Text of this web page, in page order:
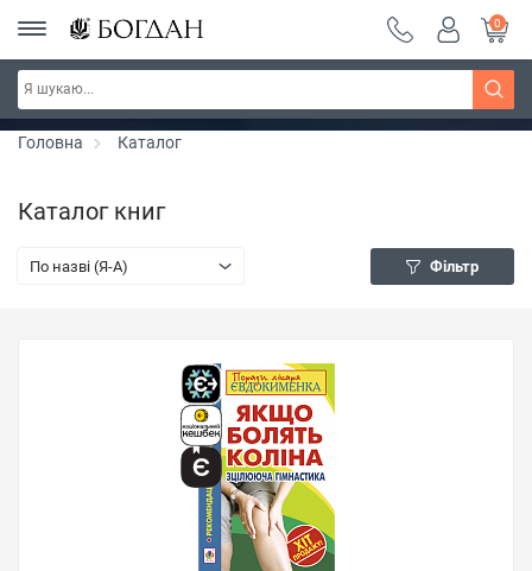
РОЗПРОДАЖ ~ 150 грн ~ 200 грн ~ 250 грн ~
300 грн ~ РОЗПРОДАЖ
Дізнатись більше
0
Головна Каталог
Каталог книг
По назві (Я-А) Фільтр